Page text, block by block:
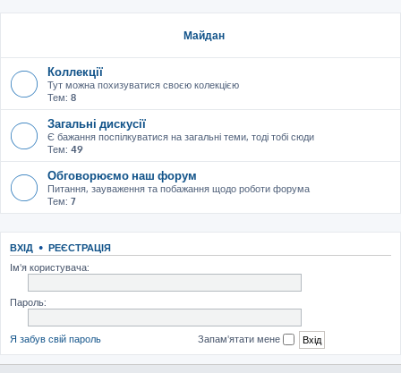
Майдан
Коллекції
Тут можна похизуватися своєю колекцією
Тем: 8
Загальні дискусії
Є бажання поспілкуватися на загальні теми, тоді тобі сюди
Тем: 49
Обговорюємо наш форум
Питання, зауваження та побажання щодо роботи форума
Тем: 7
ВХІД • РЕЄСТРАЦІЯ
Ім'я користувача:
Пароль:
Я забув свій пароль Запам'ятати мене